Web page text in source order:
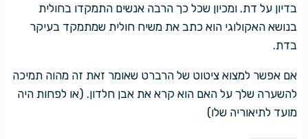
בדיון על דת. ומכיון שכל כך הרבה אנשים התמקדו בחולית
בנושא האקולוגי הוא כתב את משיח חולית שמתמקד בעיקר
בדת.
אם אפשר למצוא ציטוט של הרברט שאומר זאת זה מהוה תמיכה
להשערה שלך על האם הוא קרא את אבן חלדון. (או לפחות היה
מועד לתיאוריה שלו)